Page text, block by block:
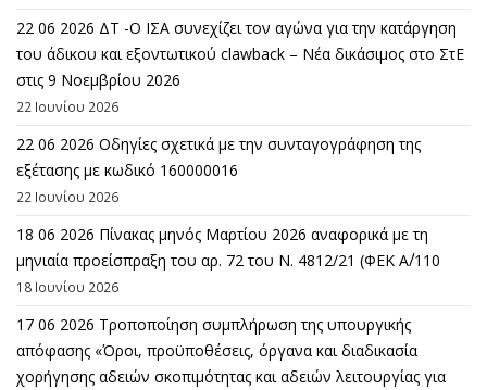
22 06 2026 ΔΤ -Ο ΙΣΑ συνεχίζει τον αγώνα για την κατάργηση
του άδικου και εξοντωτικού clawback – Νέα δικάσιμος στο ΣτΕ
στις 9 Νοεμβρίου 2026
22 Ιουνίου 2026
22 06 2026 Οδηγίες σχετικά με την συνταγογράφηση της
εξέτασης με κωδικό 160000016
22 Ιουνίου 2026
18 06 2026 Πίνακας μηνός Μαρτίου 2026 αναφορικά με τη
μηνιαία προείσπραξη του αρ. 72 του Ν. 4812/21 (ΦΕΚ Α΄/110
18 Ιουνίου 2026
17 06 2026 Τροποποίηση συμπλήρωση της υπουργικής
απόφασης «Όροι, προϋποθέσεις, όργανα και διαδικασία
χορήγησης αδειών σκοπιμότητας και αδειών λειτουργίας για